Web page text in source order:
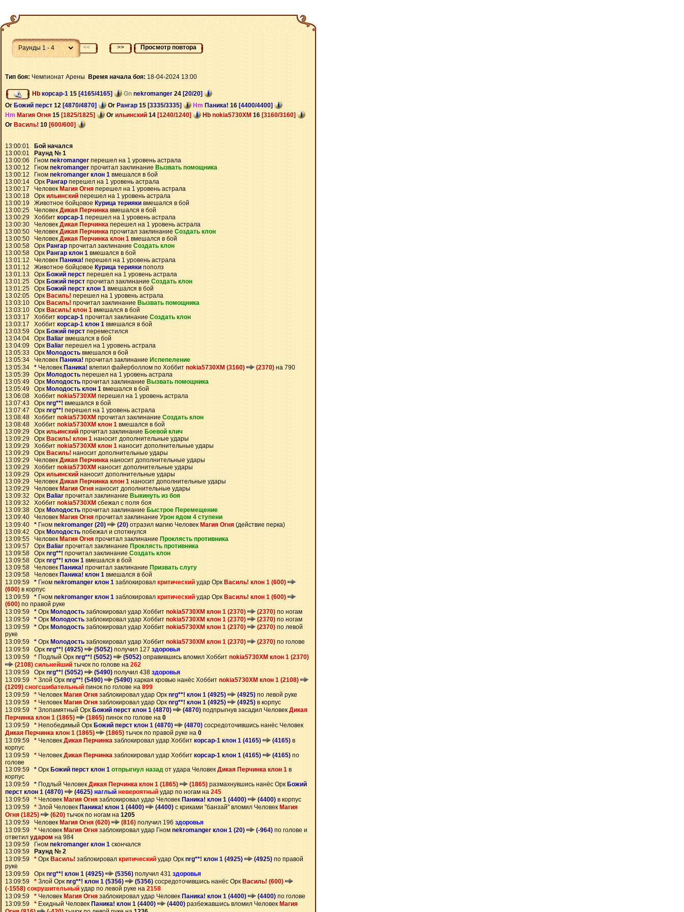
<< >> Просмотр повтора
Тип боя: Чемпионат Арены Время начала боя: 18-04-2024 13:00
Hb корсар-1 15 [4165/4165] Gn nekromanger 24 [20/20]
Or Божий перст 12 [4870/4870] Or Рангар 15 [3335/3335] Hm Паника! 16 [4400/4400]
Hm Магия Огня 15 [1825/1825] Or ильинский 14 [1240/1240] Hb nokia5730XM 16 [3160/3160]
Or Василь! 10 [600/600]
13:00:01
Бой начался
13:00:01
Раунд № 1
13:00:06 Гном nekromanger перешел на 1 уровень астрала
13:00:12 Гном nekromanger прочитал заклинание Вызвать помощника
13:00:12 Гном nekromanger клон 1 вмешался в бой
13:00:14 Орк Рангар перешел на 1 уровень астрала
13:00:17 Человек Магия Огня перешел на 1 уровень астрала
13:00:18 Оркильинский перешел на 1 уровень астрала
13:00:19 Животное бойцовое Курица терияки вмешался в бой
13:00:25 ЧеловекДикая Перчинка вмешался в бой
13:00:29 Хоббит корсар-1 перешел на 1 уровень астрала
13:00:30 ЧеловекДикая Перчинка перешел на 1 уровень астрала
13:00:50 ЧеловекДикая Перчинка прочитал заклинание Создать клон
13:00:50 ЧеловекДикая Перчинка клон 1 вмешался в бой
13:00:58 Орк Рангар прочитал заклинание Создать клон
13:00:58 Орк Рангар клон 1 вмешался в бой
13:01:12 Человек Паника! перешел на 1 уровень астрала
13:01:12 Животное бойцовое Курица терияки пополз
13:01:13 Орк Божий перст перешел на 1 уровень астрала
13:01:25 Орк Божий перст прочитал заклинание Создать клон
13:01:25 Орк Божий перст клон 1 вмешался в бой
13:02:05 Орк Василь! перешел на 1 уровень астрала
13:03:10 Орк Василь! прочитал заклинание Вызвать помощника
13:03:10 Орк Василь! клон 1 вмешался в бой
13:03:17 Хоббит корсар-1 прочитал заклинание Создать клон
13:03:17 Хоббит корсар-1 клон 1 вмешался в бой
13:03:59 Орк Божий перст переместился
13:04:04 Орк Baliar вмешался в бой
13:04:09 Орк Baliar перешел на 1 уровень астрала
13:05:33 Орк Молодость вмешался в бой
13:05:34 Человек Паника! прочитал заклинание Испепеление
13:05:34 * Человек Паника! влепил файерболлом по Хоббит nokia5730XM (3160) (2370) на 790
13:05:39 Орк Молодость перешел на 1 уровень астрала
13:05:49 Орк Молодость прочитал заклинание Вызвать помощника
13:05:49 Орк Молодость клон 1 вмешался в бой
13:06:08 Хоббит nokia5730XM перешел на 1 уровень астрала
13:07:43 Орк nrg**! вмешался в бой
13:07:47 Оркnrg**! перешел на 1 уровень астрала
13:08:48 Хоббит nokia5730XM прочитал заклинание Создать клон
13:08:48 Хоббит nokia5730XM клон 1 вмешался в бой
13:09:29 Орк ильинский прочитал заклинание Боевой клич
13:09:29 Орк Василь! клон 1 наносит дополнительные удары
13:09:29 Хоббит nokia5730XM клон 1 наносит дополнительные удары
13:09:29 Орк Василь! наносит дополнительные удары
13:09:29 ЧеловекДикая Перчинка наносит дополнительные удары
13:09:29 Хоббит nokia5730XM наносит дополнительные удары
13:09:29 Оркильинский наносит дополнительные удары
13:09:29 ЧеловекДикая Перчинка клон 1 наносит дополнительные удары
13:09:29 Человек Магия Огня наносит дополнительные удары
13:09:32 Орк Baliar прочитал заклинание Выкинуть из боя
13:09:32 Хоббит nokia5730XM сбежал с поля боя
13:09:38 Орк Молодость прочитал заклинание Быстрое Перемещение
13:09:40 Человек Магия Огня прочитал заклинание Урон ядом 4 ступени
13:09:40 * Гном nekromanger (20) (20) отразил магию Человек Магия Огня (действие перка)
13:09:42 Орк Молодость побежал и споткнулся
13:09:55 Человек Магия Огня прочитал заклинание Проклясть противника
13:09:57 Орк Baliar прочитал заклинание Проклясть противника
13:09:58 Оркnrg**! прочитал заклинание Создать клон
13:09:58 Оркnrg**! клон 1 вмешался в бой
13:09:58 Человек Паника! прочитал заклинание Призвать слугу
13:09:58 Человек Паника! клон 1 вмешался в бой
13:09:59 * Гном nekromanger клон 1 заблокировал критический удар Орк Василь! клон 1 (600)
(600) в корпус
13:09:59 * Гном nekromanger клон 1 заблокировал критический удар Орк Василь! клон 1 (600)
(600) по правой руке
13:09:59 * Орк Молодость заблокировал удар Хоббит nokia5730XM клон 1 (2370) (2370) по ногам
13:09:59 * Орк Молодость заблокировал удар Хоббит nokia5730XM клон 1 (2370) (2370) по ногам
13:09:59 * Орк Молодость заблокировал удар Хоббит nokia5730XM клон 1 (2370) (2370) по левой
руке
13:09:59 * Орк Молодость заблокировал удар Хоббит nokia5730XM клон 1 (2370) (2370) по голове
13:09:59 Оркnrg**! (4925) (5052) получил 127 здоровья
13:09:59 * Подлый Орк nrg**! (5052) (5052) оправившись вломил Хоббит nokia5730XM клон 1 (2370)
(2108) сильнейший тычок по голове на 262
13:09:59 Оркnrg**! (5052) (5490) получил 438 здоровья
13:09:59 * Злой Оркnrg**! (5490) (5490) харкая кровью нанёс Хоббит nokia5730XM клон 1 (2108)
(1209) сногсшибательный пинок по голове на 899
13:09:59 * Человек Магия Огня заблокировал удар Орк nrg**! клон 1 (4925) (4925) по левой руке
13:09:59 * Человек Магия Огня заблокировал удар Оркnrg**! клон 1 (4925) (4925) в корпус
13:09:59 * Злопамятный Орк Божий перст клон 1 (4870) (4870) подпрыгнув засадил ЧеловекДикая
Перчинка клон 1 (1865)
(1865) пинок по голове на 0
13:09:59 * Непобедимый Орк Божий перст клон 1 (4870) (4870) сосредоточившись нанёс Человек
Дикая Перчинка клон 1 (1865)
(1865) тычок по правой руке на 0
13:09:59 * ЧеловекДикая Перчинка заблокировал удар Хоббит корсар-1 клон 1 (4165) (4165) в
корпус
13:09:59 * ЧеловекДикая Перчинка заблокировал удар Хоббит корсар-1 клон 1 (4165) (4165) по
голове
13:09:59 * Орк Божий перст клон 1 отпрыгнул назад от удара ЧеловекДикая Перчинка клон 1 в
корпус
13:09:59 * Подлый ЧеловекДикая Перчинка клон 1 (1865) (1865) размахнувшись нанёс Орк Божий
перст клон 1 (4870)
(4625) наглый невероятный удар по ногам на 245
13:09:59 * Человек Магия Огня заблокировал удар Человек Паника! клон 1 (4400) (4400) в корпус
13:09:59 * Злой Человек Паника! клон 1 (4400) (4400) с криками "банзай" вломил Человек Магия
Огня (1825)
(620) тычок по ногам на 1205
13:09:59 Человек Магия Огня (620) (816) получил 196 здоровья
13:09:59 * Человек Магия Огня заблокировал удар Гном nekromanger клон 1 (20) (-964) по голове и
ответил ударом на 984
13:09:59 Гном nekromanger клон 1 скончался
13:09:59
Раунд № 2
13:09:59 * Орк Василь! заблокировал критический удар Оркnrg**! клон 1 (4925) (4925) по правой
руке
13:09:59 Оркnrg**! клон 1 (4925) (5356) получил 431 здоровья
13:09:59 * Злой Оркnrg**! клон 1 (5356) (5356) сосредоточившись нанёс Орк Василь! (600)
(-1558) сокрушительный удар по левой руке на 2158
13:09:59 * Человек Магия Огня заблокировал удар Человек Паника! клон 1 (4400) (4400) по голове
13:09:59 * Ехидный Человек Паника! клон 1 (4400) (4400) разбежавшись вломил Человек Магия